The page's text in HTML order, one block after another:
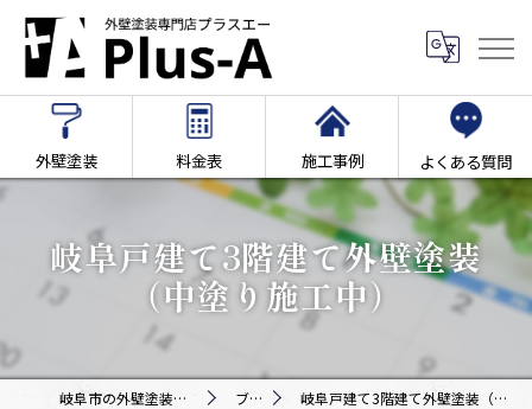
外壁塗装 料金表 施工事例 よくある質問
岐阜戸建て3階建て外壁塗装
（中塗り施工中）
岐阜市の外壁塗装専門店Plus-A ブログ 岐阜戸建て3階建て外壁塗装（中塗り施工中）